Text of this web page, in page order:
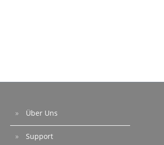
Über Uns
Support